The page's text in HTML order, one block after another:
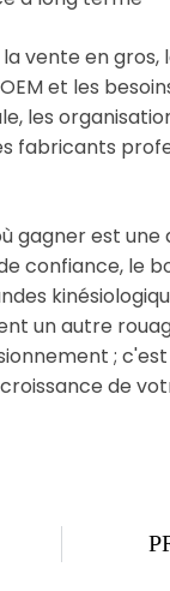
vente en gros,
et les
les
fabricants
gagner est une
confiance, le
un autre
;
de